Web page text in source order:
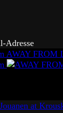
Adresse
AWAY FROM